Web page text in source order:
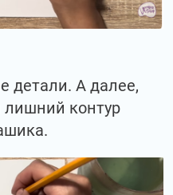
детали. А далее,
лишний контур